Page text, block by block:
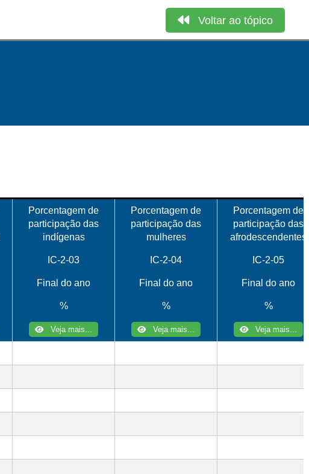
Voltar ao tópico
Porcentagem de
participação das
indígenas
Porcentagem de
participação das
mulheres
Porcentagem de
participação das
afrodescendentes
IC-2-03 IC-2-04 IC-2-05
Final do ano Final do ano Final do ano
% % %
Veja mais... Veja mais... Veja mais...